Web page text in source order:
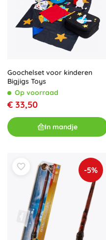
Goochelset voor kinderen
Bigjigs Toys
Op voorraad
€ 33,50
In mandje
-5%